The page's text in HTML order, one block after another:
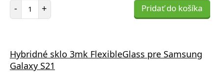
- Počet položiek
+ Pridať do košíka
Hybridné sklo 3mk FlexibleGlass pre Samsung
Galaxy S21